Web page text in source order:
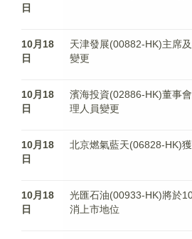
日
10月18
日
天津發展(00882-HK)主席
變更
10月18
日
濱海投資(02886-HK)董事
理人員變更
10月18
日
北京燃氣藍天(06828-HK)
10月18
日
光匯石油(00933-HK)將於
消上市地位